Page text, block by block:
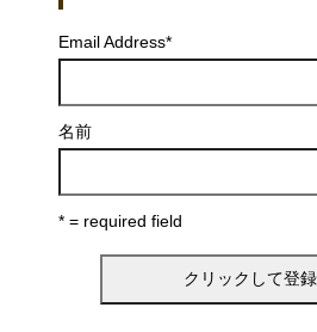
Email Address*
名前
* = required field